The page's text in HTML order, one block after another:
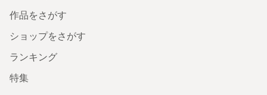
作品をさがす
ショップをさがす
ランキング
特集